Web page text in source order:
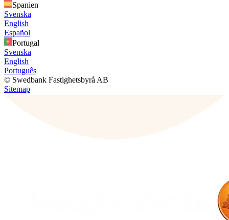
Spanien
Svenska
English
Español
Portugal
Svenska
English
Português
© Swedbank Fastighetsbyrå AB
Sitemap